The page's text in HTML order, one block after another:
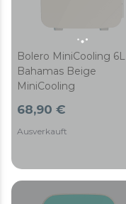
Bolero MiniCooling 6L
Bahamas Beige
MiniCooling
68,90 €
Ausverkauft